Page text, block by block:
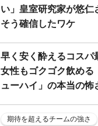
い」皇室研究家が悠仁
そう確信したワケ
早く安く酔えるコスパ
女性もゴクゴク飲める
ューハイ」の本当の怖
期待を超えるチームの強さ